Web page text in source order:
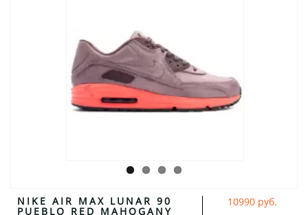
NIKE AIR MAX LUNAR 90
PUEBLO RED MAHOGANY
10990 руб.